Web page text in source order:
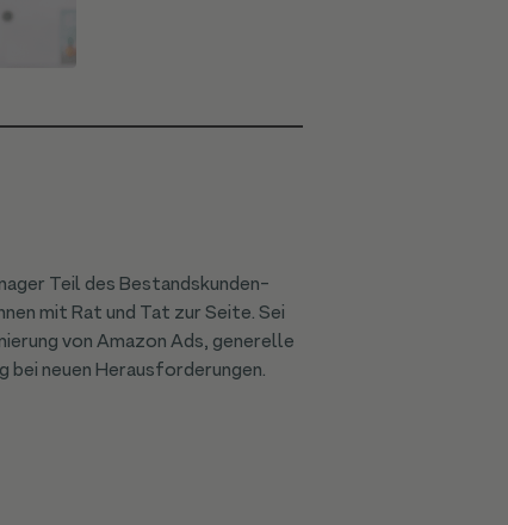
Teil des Bestandskunden-
mit Rat und Tat zur Seite. Sei
von Amazon Ads, generelle
neuen Herausforderungen.